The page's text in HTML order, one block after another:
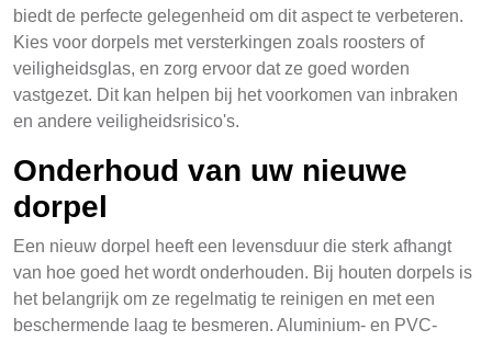
biedt de perfecte gelegenheid om dit aspect te verbeteren.
Kies voor dorpels met versterkingen zoals roosters of
veiligheidsglas, en zorg ervoor dat ze goed worden
vastgezet. Dit kan helpen bij het voorkomen van inbraken
en andere veiligheidsrisico's.
Onderhoud van uw nieuwe
dorpel
Een nieuw dorpel heeft een levensduur die sterk afhangt
van hoe goed het wordt onderhouden. Bij houten dorpels is
het belangrijk om ze regelmatig te reinigen en met een
beschermende laag te besmeren. Aluminium- en PVC-